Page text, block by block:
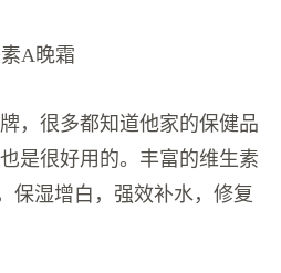
A晚霜
，很多都知道他家的保健品
是很好用的。丰富的维生素
保湿增白，强效补水，修复